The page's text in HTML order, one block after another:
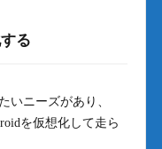
る
いニーズがあり、
を仮想化して走ら